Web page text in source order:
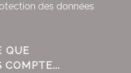
des données
QUE
COMPTE...